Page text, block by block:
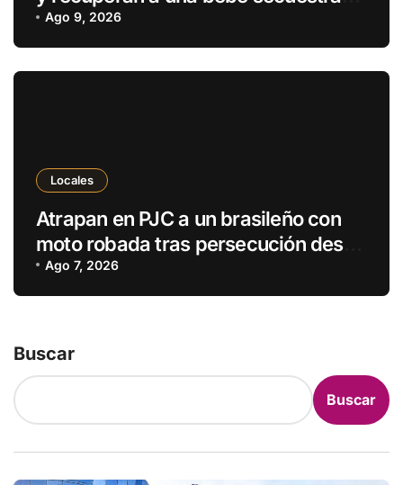
en Brasil
Ago 9, 2026
Locales
Atrapan en PJC a un brasileño con
moto robada tras persecución desde
Ponta Porã
Ago 7, 2026
Buscar
Buscar